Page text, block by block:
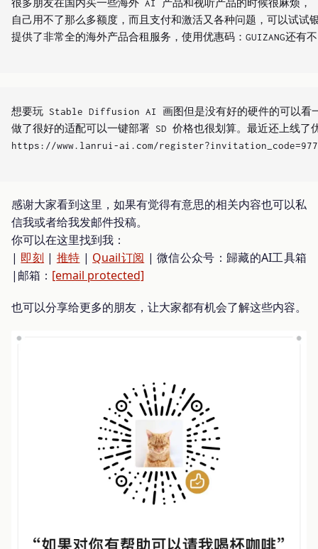
很多朋友在国内买一些海外 AI 产品和视听产品的时候很麻烦，
自己用不了那么多额度，而且支付和激活又各种问题，可以
提供了非常全的海外产品合租服务，使用优惠码：GUIZANG还有
想要玩 Stable Diffusion AI 画图但是没有好的硬件的可以看
做了很好的适配可以一键部署 SD 价格也很划算。最近还上线了
https://www.lanrui-ai.com/
感谢大家看到这里，如果有觉得有意思的相关内容也可以私
信我或者给我发邮件投稿。
你可以在这里找到我：
| 即刻 | 推特 | Quail订阅 | 微信公众号：歸藏的AI工具箱
|邮箱： [email protected]
也可以分享给更多的朋友，让大家都有机会了解这些内容。